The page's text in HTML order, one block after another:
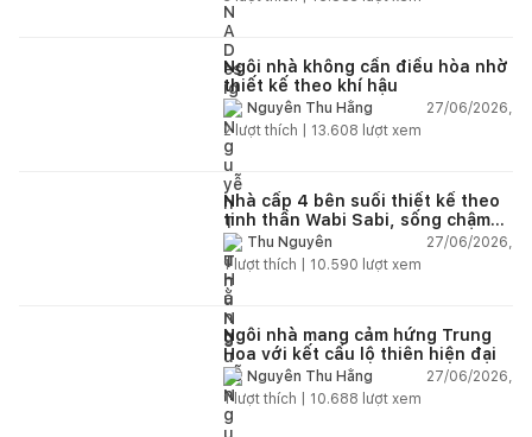
Ngôi nhà không cần điều hòa nhờ
thiết kế theo khí hậu
Nguyễn Thu Hằng
27/06/2026,
2lượt thích | 13.608 lượt xem
Nhà cấp 4 bên suối thiết kế theo
tinh thần Wabi Sabi, sống chậm
giữa thiên nhiên
Thu Nguyễn
27/06/2026,
1lượt thích | 10.590 lượt xem
Ngôi nhà mang cảm hứng Trung
Hoa với kết cấu lộ thiên hiện đại
Nguyễn Thu Hằng
27/06/2026,
1lượt thích | 10.688 lượt xem